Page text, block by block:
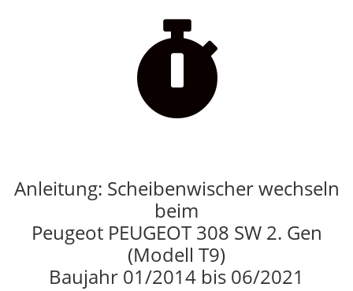

Anleitung: Scheibenwischer wechseln
beim
Peugeot PEUGEOT 308 SW 2. Gen
(Modell T9)
Baujahr 01/2014 bis 06/2021